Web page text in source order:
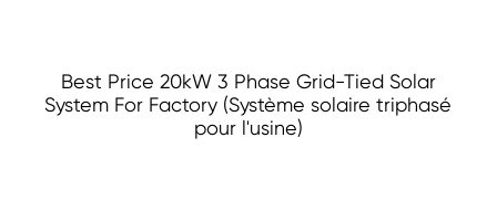
Best Price 20kW 3 Phase Grid-Tied Solar
System For Factory (Système solaire triphasé
pour l'usine)